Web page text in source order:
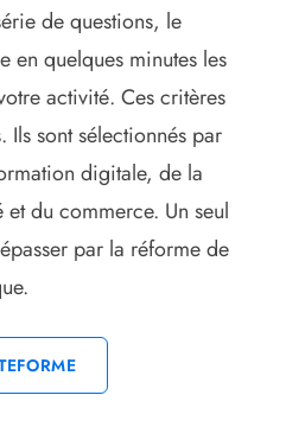
de questions, le
en quelques minutes les
activité. Ces critères
Ils sont sélectionnés par
digitale, de la
du commerce. Un seul
par la réforme de